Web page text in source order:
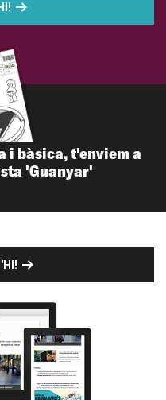
i bàsica, t'enviem a
'Guanyar'